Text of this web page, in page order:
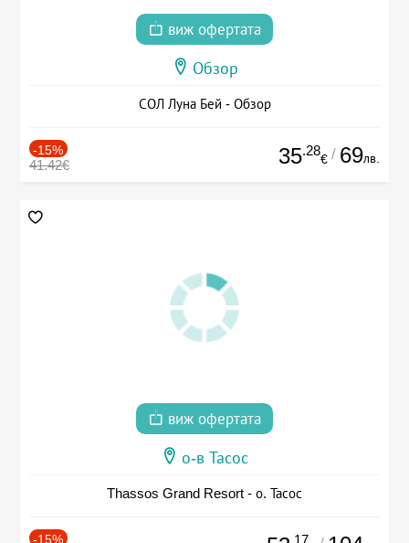
виж офертата
Обзор
СОЛ Луна Бей - Обзор
-15%
41.42€ 35.28
€ / 69лв.
виж офертата
о-в Тасос
Thassos Grand Resort - о. Тасос
-15%